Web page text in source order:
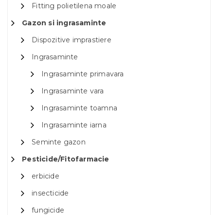
Fitting polietilena moale
Gazon si ingrasaminte
Dispozitive imprastiere
Ingrasaminte
Ingrasaminte primavara
Ingrasaminte vara
Ingrasaminte toamna
Ingrasaminte iarna
Seminte gazon
Pesticide/Fitofarmacie
erbicide
insecticide
fungicide